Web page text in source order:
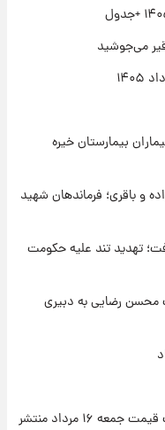
ایران‌خودرو و سایپا
۱۵ مرداد ۱۴۰۵
برای سه دهک؛ جزئیات اعلام
می‌جوشید
بیمارستان خیره
و باقری؛ فرماندهان شهید
تهدید تند علیه حکومت
محسن رضایی به دبیری
قیمت خودروهای سایپا تغییر کرد؛ لیست قیمت جمعه ۱۶ مرداد منتشر